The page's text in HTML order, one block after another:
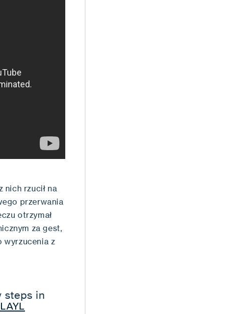
nich rzucił na
przerwania
otrzymał
za gest,
wyrzucenia z
steps in